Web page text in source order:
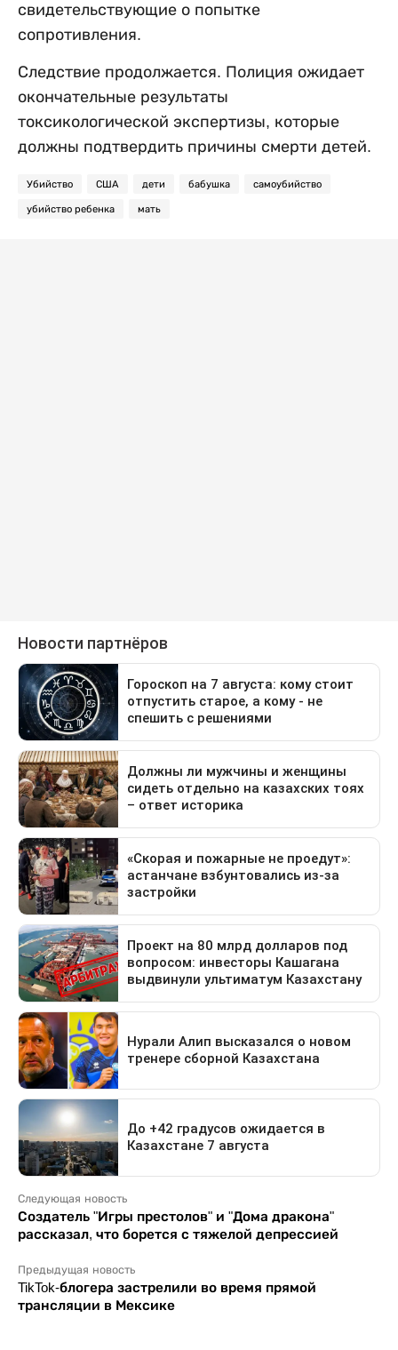
свидетельствующие о попытке
сопротивления.
Следствие продолжается. Полиция ожидает
окончательные результаты
токсикологической экспертизы, которые
должны подтвердить причины смерти детей.
Убийство США дети бабушка самоубийство
убийство ребенка мать
Следующая новость
Создатель "Игры престолов" и "Дома дракона"
рассказал, что борется с тяжелой депрессией
Предыдущая новость
TikTok-блогера застрелили во время прямой
трансляции в Мексике